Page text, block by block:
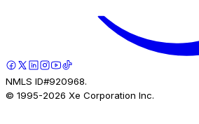
NMLS ID#920968.
© 1995-2026 Xe Corporation Inc.